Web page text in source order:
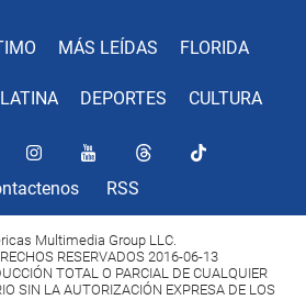
MÁS LEÍDAS FLORIDA
DEPORTES CULTURA
RSS
Multimedia Group LLC.
RESERVADOS 2016-06-13
TOTAL O PARCIAL DE CUALQUIER
SIN LA AUTORIZACIÓN EXPRESA DE LOS